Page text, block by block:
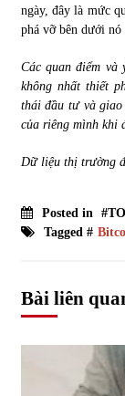
ngày, đây là mức
phá vỡ bên dưới nó
Các quan điểm
không nhất thiết
thái đầu tư và
của riêng mình khi
Dữ liệu thị trường
Posted in
Tagged #
Bài liên